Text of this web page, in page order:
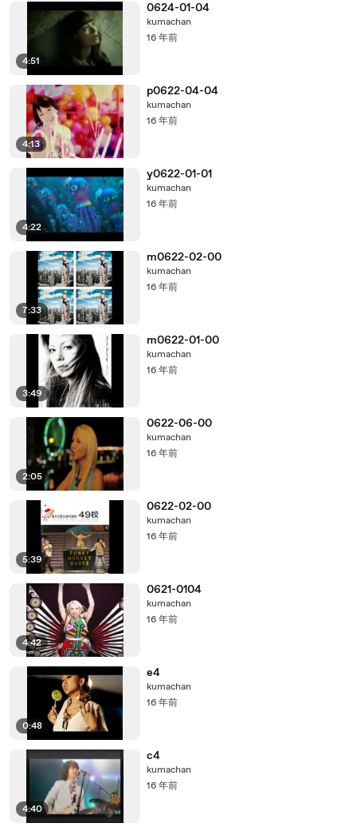
4:51
0624-01-04
kumachan
16 年前
4:13
p0622-04-04
kumachan
16 年前
4:22
y0622-01-01
kumachan
16 年前
7:33
m0622-02-00
kumachan
16 年前
3:49
m0622-01-00
kumachan
16 年前
2:05
0622-06-00
kumachan
16 年前
5:39
0622-02-00
kumachan
16 年前
4:42
0621-0104
kumachan
16 年前
0:48
e4
kumachan
16 年前
4:40
c4
kumachan
16 年前